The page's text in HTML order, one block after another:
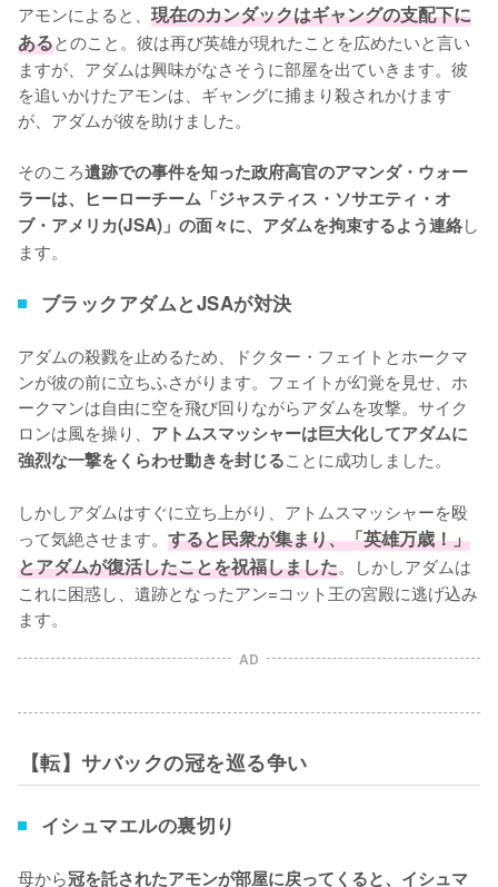
アモンによると、 現在のカンダックはギャングの支配下に
あるとのこと。彼は再び英雄が現れたことを広めたいと言い
ますが、アダムは興味がなさそうに部屋を出ていきます。彼
を追いかけたアモンは、ギャングに捕まり殺されかけます
が、アダムが彼を助けました。
そのころ遺跡での事件を知った政府高官のアマンダ・ウォー
ラーは、ヒーローチーム「ジャスティス・ソサエティ・オ
ブ・アメリカ(JSA)」の面々に、アダムを拘束するよう連絡し
ます。
ブラックアダムとJSAが対決
アダムの殺戮を止めるため、ドクター・フェイトとホークマ
ンが彼の前に立ちふさがります。フェイトが幻覚を見せ、ホ
ークマンは自由に空を飛び回りながらアダムを攻撃。サイク
ロンは風を操り、 アトムスマッシャーは巨大化してアダムに
強烈な一撃をくらわせ動きを封じることに成功しました。
しかしアダムはすぐに立ち上がり、アトムスマッシャーを殴
って気絶させます。 すると民衆が集まり、「英雄万歳！」
とアダムが復活したことを祝福しました。しかしアダムは
これに困惑し、遺跡となったアン=コット王の宮殿に逃げ込み
ます。
AD
【転】サバックの冠を巡る争い
イシュマエルの裏切り
母から冠を託されたアモンが部屋に戻ってくると、イシュマ